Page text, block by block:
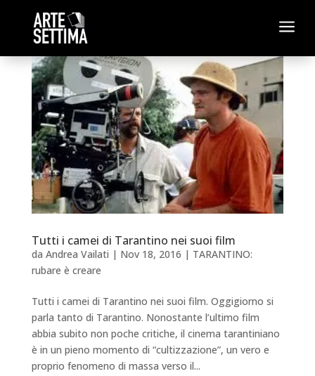
a
Tutti i camei di Tarantino nei suoi film
da Andrea Vailati | Nov 18, 2016 | TARANTINO:
rubare è creare
Tutti i camei di Tarantino nei suoi film. Oggigiorno si
parla tanto di Tarantino. Nonostante l’ultimo film
abbia subito non poche critiche, il cinema tarantiniano
è in un pieno momento di “cultizzazione”, un vero e
proprio fenomeno di massa verso il...